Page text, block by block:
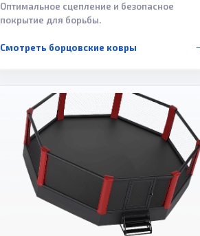
Оптимальное сцепление и безопасное
покрытие для борьбы.
Смотреть борцовские ковры